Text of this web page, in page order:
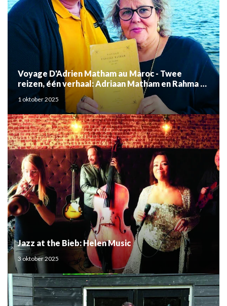
Voyage D'Adrien Matham au Maroc - Twee
reizen, één verhaal: Adriaan Matham en Rahma el
Mouden
1 oktober 2025
Jazz at the Bieb: Helen Music
3 oktober 2025